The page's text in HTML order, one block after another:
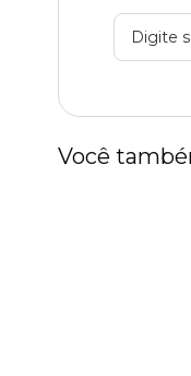
Você